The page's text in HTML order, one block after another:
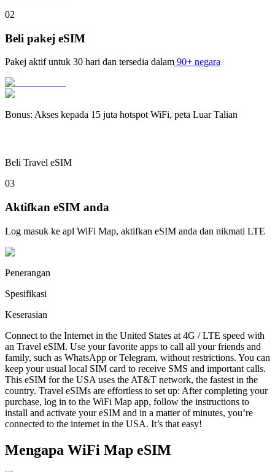
02
Beli pakej eSIM
Pakej aktif untuk 30 hari dan tersedia dalam 90+ negara
Bonus: Akses kepada 15 juta hotspot WiFi, peta Luar Talian
Beli Travel eSIM
03
Aktifkan eSIM anda
Log masuk ke apl WiFi Map, aktifkan eSIM anda dan nikmati LTE
Penerangan
Spesifikasi
Keserasian
Connect to the Internet in the United States at 4G / LTE speed with
an Travel eSIM. Use your favorite apps to call all your friends and
family, such as WhatsApp or Telegram, without restrictions. You can
keep your usual local SIM card to receive SMS and important calls.
This eSIM for the USA uses the AT&T network, the fastest in the
country. Travel eSIMs are effortless to set up: After completing your
purchase, log in to the WiFi Map app, follow the instructions to
install and activate your eSIM and in a matter of minutes, you’re
connected to the internet in the USA. It’s that easy!
Mengapa WiFi Map eSIM